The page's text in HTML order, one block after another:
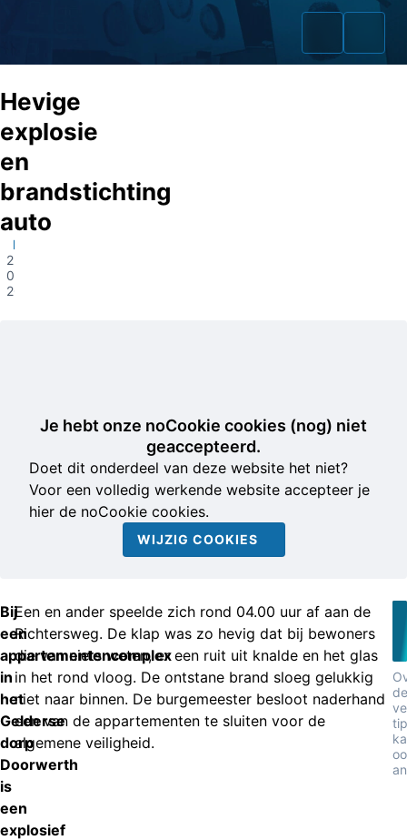
Zaken
Hevige
explosie
en
brandstichting
auto
Doorwerth
25-
03-
2025
Je hebt onze noCookie cookies (nog) niet
geaccepteerd.
Doet dit onderdeel van deze website het niet?
Voor een volledig werkende website accepteer je
hier de noCookie cookies.
WIJZIG COOKIES
Bij
een
appartementencomplex
in
het
Gelderse
dorp
Doorwerth
is
een
explosief
Een en ander speelde zich rond 04.00 uur af aan de
Richtersweg. De klap was zo hevig dat bij bewoners
die van niets weten, er een ruit uit knalde en het glas
in het rond vloog. De ontstane brand sloeg gelukkig
niet naar binnen. De burgemeester besloot naderhand
een van de appartementen te sluiten voor de
algemene veiligheid.
de